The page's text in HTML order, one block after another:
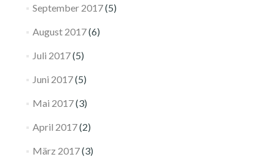
September 2017(5)
August 2017(6)
Juli 2017(5)
Juni 2017(5)
Mai 2017(3)
April 2017(2)
März 2017(3)